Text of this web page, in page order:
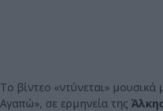
Το βίντεο «ντύνεται» μουσικά
Αγαπώ», σε ερμηνεία της